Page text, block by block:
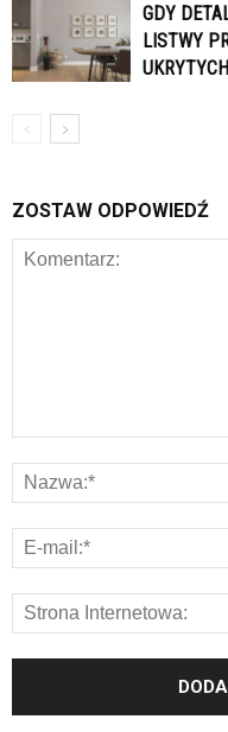
GDY
LISTWY
UKRYTYCH
ZOSTAW ODPOWIEDŹ